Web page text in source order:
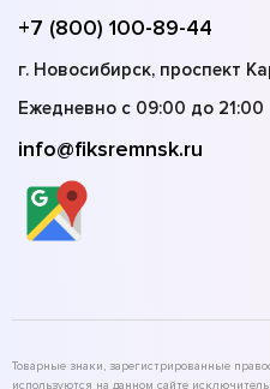
+7 (800) 100-89-44
г. Новосибирск, проспект
Ежедневно с 09:00 до 21:00
info@fiksremnsk.ru
Товарные знаки, зарегистрированные
используются на данном сайте